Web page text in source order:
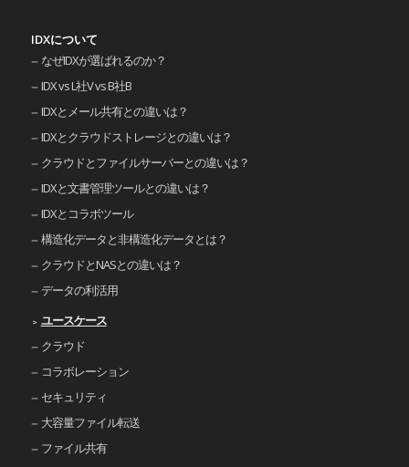
IDXについて
なぜIDXが選ばれるのか？
IDX vs L社V vs B社B
IDXとメール共有との違いは？
IDXとクラウドストレージとの違いは？
クラウドとファイルサーバーとの違いは？
IDXと文書管理ツールとの違いは？
IDXとコラボツール
構造化データと非構造化データとは？
クラウドとNASとの違いは？
データの利活用
ユースケース
クラウド
コラボレーション
セキュリティ
大容量ファイル転送
ファイル共有